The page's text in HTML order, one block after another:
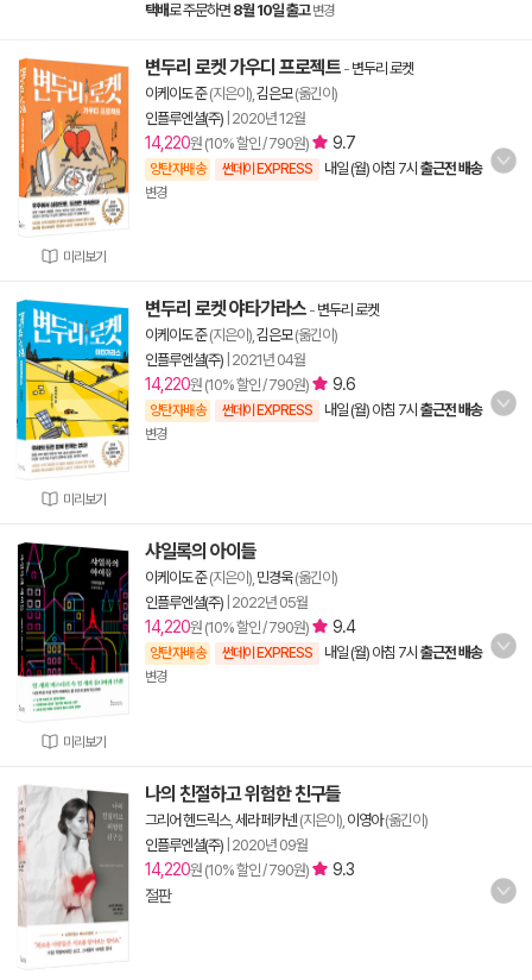
택배로 주문하면 8월 10일 출고 변경
미리보기
변두리 로켓 가우디 프로젝트 - 변두리 로켓
이케이도 준(지은이), 김은모(옮긴이)
인플루엔셜(주) 2020년 12월
14,220원 (10% 할인 / 790원) 9.7
양탄자배송 썬데이 EXPRESS 내일 (월) 아침 7시 출근전 배송
변경
미리보기
변두리 로켓 야타가라스 - 변두리 로켓
이케이도 준(지은이), 김은모(옮긴이)
인플루엔셜(주) 2021년 04월
14,220원 (10% 할인 / 790원) 9.6
양탄자배송 썬데이 EXPRESS 내일 (월) 아침 7시 출근전 배송
변경
미리보기
샤일록의 아이들
이케이도 준(지은이), 민경욱(옮긴이)
인플루엔셜(주) 2022년 05월
14,220원 (10% 할인 / 790원) 9.4
양탄자배송 썬데이 EXPRESS 내일 (월) 아침 7시 출근전 배송
변경
나의 친절하고 위험한 친구들
그리어 헨드릭스, 세라 페카넨 (지은이), 이영아(옮긴이)
인플루엔셜(주) 2020년 09월
14,220원 (10% 할인 / 790원)
9.3
절판